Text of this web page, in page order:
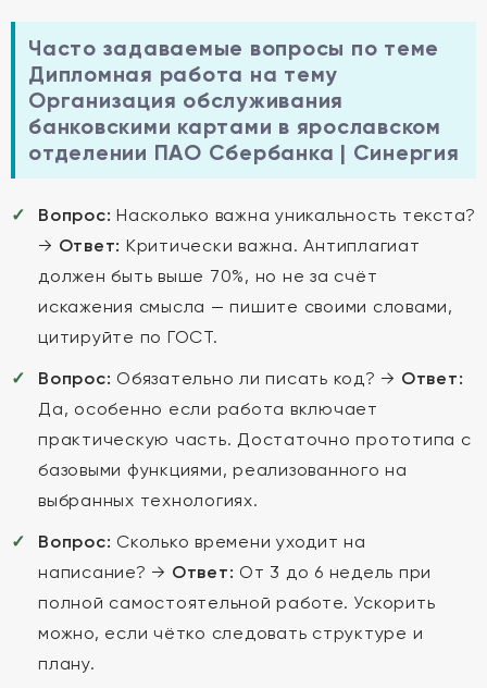
Часто задаваемые вопросы по теме
Дипломная работа на тему
Организация обслуживания
банковскими картами в ярославском
отделении ПАО Сбербанка | Синергия
Вопрос: Насколько важна уникальность текста?
→ Ответ: Критически важна. Антиплагиат
должен быть выше 70%, но не за счёт
искажения смысла — пишите своими словами,
цитируйте по ГОСТ.
Вопрос: Обязательно ли писать код? → Ответ:
Да, особенно если работа включает
практическую часть. Достаточно прототипа с
базовыми функциями, реализованного на
выбранных технологиях.
Вопрос: Сколько времени уходит на
написание? → Ответ: От 3 до 6 недель при
полной самостоятельной работе. Ускорить
можно, если чётко следовать структуре и
плану.